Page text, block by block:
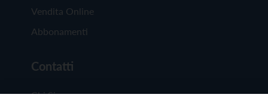
Vendita Online
Abbonamenti
Contatti
Chi Siamo